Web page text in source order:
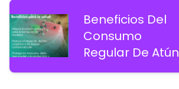
Beneficios Del
Consumo
Regular De Atún